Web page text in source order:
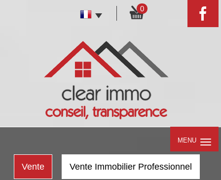
0
MENU
Vente Vente Immobilier Professionnel